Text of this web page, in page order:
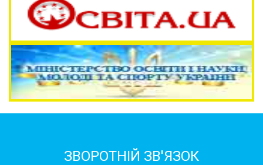
ЗВОРОТНІЙ ЗВ'ЯЗОК